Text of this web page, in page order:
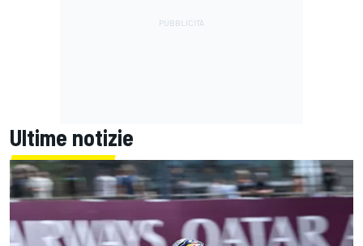
Ultime notizie